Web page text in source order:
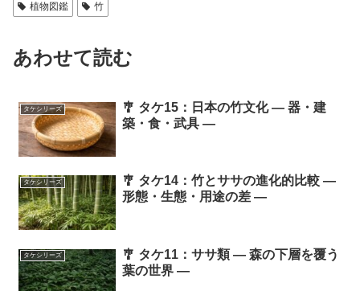
植物図鑑
竹
あわせて読む
タケシリーズ
🎐 タケ15：日本の竹文化 ― 器・建
築・食・武具 ―
タケシリーズ
🎐 タケ14：竹とササの進化的比較 ―
形態・生態・用途の差 ―
タケシリーズ
🎐 タケ11：ササ類 ― 森の下層を覆う
葉の世界 ―